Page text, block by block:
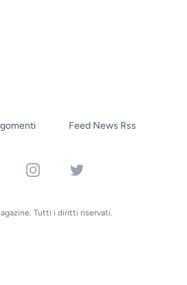
Feed News Rss
InstagramTwitter
Tutti i diritti riservati.